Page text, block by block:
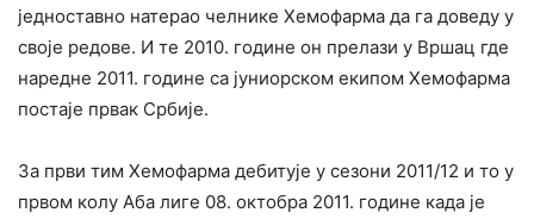
једноставно натерао челнике Хемофарма да га доведу у
своје редове. И те 2010. године он прелази у Вршац где
наредне 2011. године са јуниорском екипом Хемофарма
постаје првак Србије.
За први тим Хемофарма дебитује у сезони 2011/12 и то у
првом колу Аба лиге 08. октобра 2011. године када је